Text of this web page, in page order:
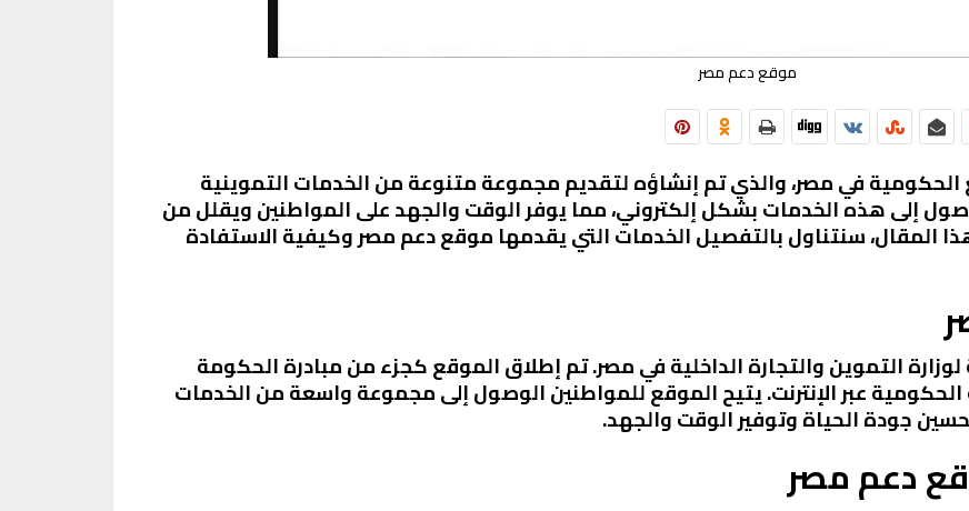
موقع دعم مصر
في مصر، والذي تم إنشاؤه لتقديم مجموعة متنوعة من الخدمات التموينية
إلى هذه الخدمات بشكل إلكتروني، مما يوفر الوقت والجهد على المواطنين ويقلل من
المقال، سنتناول بالتفصيل الخدمات التي يقدمها موقع دعم مصر وكيفية الاستفادة
التموين والتجارة الداخلية في مصر. تم إطلاق الموقع كجزء من مبادرة الحكومة
عبر الإنترنت. يتيح الموقع للمواطنين الوصول إلى مجموعة واسعة من الخدمات
جودة الحياة وتوفير الوقت والجهد.
دعم مصر